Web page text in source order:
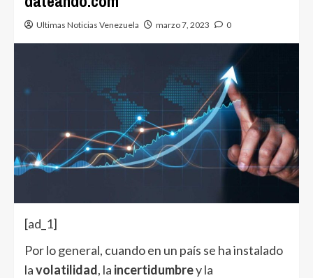
Ultimas Noticias Venezuela marzo 7, 2023 0
[ad_1]
Por lo general, cuando en un país se ha instalado
lavolatilidad, la incertidumbrey la